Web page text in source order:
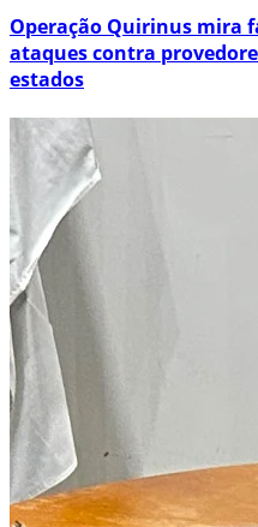
Operação Quirinus mira
ataques contra
estados